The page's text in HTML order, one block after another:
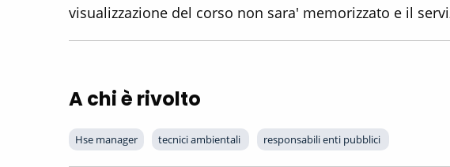
visualizzazione del corso non sara' memorizzato e il
A chi è rivolto
Hse manager tecnici ambientali responsabili enti pubblici